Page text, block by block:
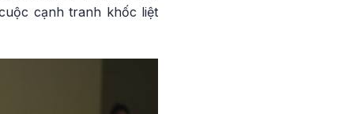
cạnh tranh khốc liệt